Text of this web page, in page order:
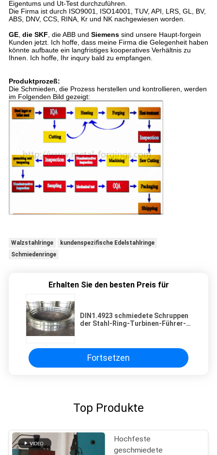
Eigentums und Ut-Test durchzuführen.
Die Firma ist durch ISO9001, ISO14001, TUV, API, LRS, GL, BV,
ABS, DNV, CCS, RINA, Kr und NK nachgewiesen worden.
GE, die SKF, die ABB und Siemens sind unsere Haupt-forgein
Kunden jetzt. Ich hoffe, dass meine Firma die Gelegenheit haben
könnte aufbaute ein langfristiges kooperatives Verhältnis zu
Ihnen. Ich hoffe, Ihr inqury bald zu empfangen.
Produktprozeß:
Die Schmieden, die Prozess herstellen und kontrollieren, werden
im Folgenden Bild gezeigt:
Walzstahlringe
kundenspezifische Edelstahlringe
Schmiedenringe
Erhalten Sie den besten Preis für
DIN1.4923 schmiedete Schruppen
der Stahl-Ring-Turbinen-Führer-
Fortsetzen
Top Produkte
Hochfeste
geschmiedete